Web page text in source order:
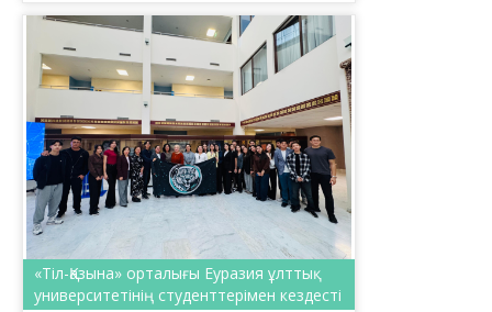
«Тіл-Қазына» орталығы Еуразия ұлттық
университетінің студенттерімен кездесті